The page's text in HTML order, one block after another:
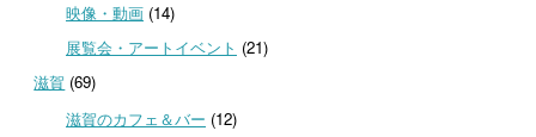
映像・動画(14)
展覧会・アートイベント (21)
滋賀 (69)
滋賀のカフェ＆バー (12)